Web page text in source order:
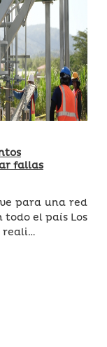
fallas
para una red
todo el país Los
reali…